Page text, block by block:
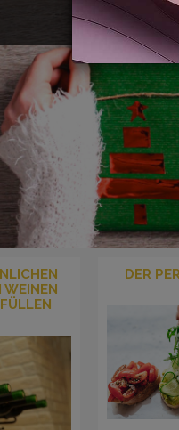
WEINEN
DER